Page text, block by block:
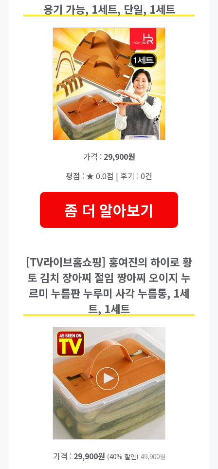
용기 가능, 1세트, 단일, 1세트
가격 : 29,900원
평점 : ★ 0.0점 | 후기 : 0건
좀 더 알아보기
[TV라이브홈쇼핑] 홍여진의 하이로 황
토 김치 장아찌 절임 짱아찌 오이지 누
르미 누름판 누루미 사각 누름통, 1세
트, 1세트
가격 : 29,900원 (40% 할인) 49,900원